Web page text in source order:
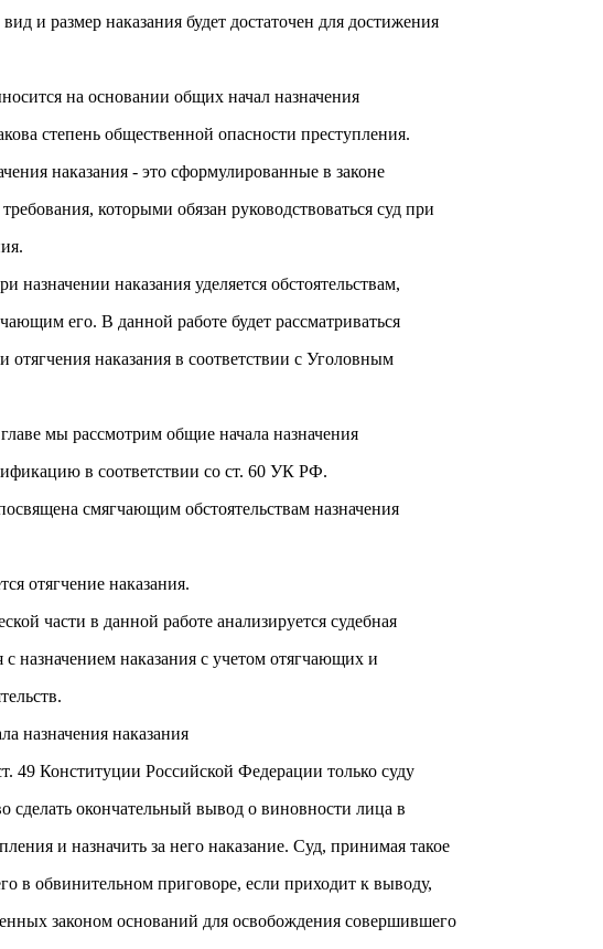
и размер наказания будет достаточен для достижения
на основании общих начал назначения
степень общественной опасности преступления.
наказания - это сформулированные в законе
которыми обязан руководствоваться суд при
назначении наказания уделяется обстоятельствам,
его. В данной работе будет рассматриваться
отягчения наказания в соответствии с Уголовным
мы рассмотрим общие начала назначения
в соответствии со ст. 60 УК РФ.
смягчающим обстоятельствам назначения
отягчение наказания.
части в данной работе анализируется судебная
с назначением наказания с учетом отягчающих и
назначения наказания
49 Конституции Российской Федерации только суду
сделать окончательный вывод о виновности лица в
и назначить за него наказание. Суд, принимая такое
в обвинительном приговоре, если приходит к выводу,
законом оснований для освобождения совершившего